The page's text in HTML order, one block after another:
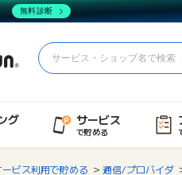
グ サービス
で貯める
ービス利用で貯める 通信/プロバイダ
無料診断